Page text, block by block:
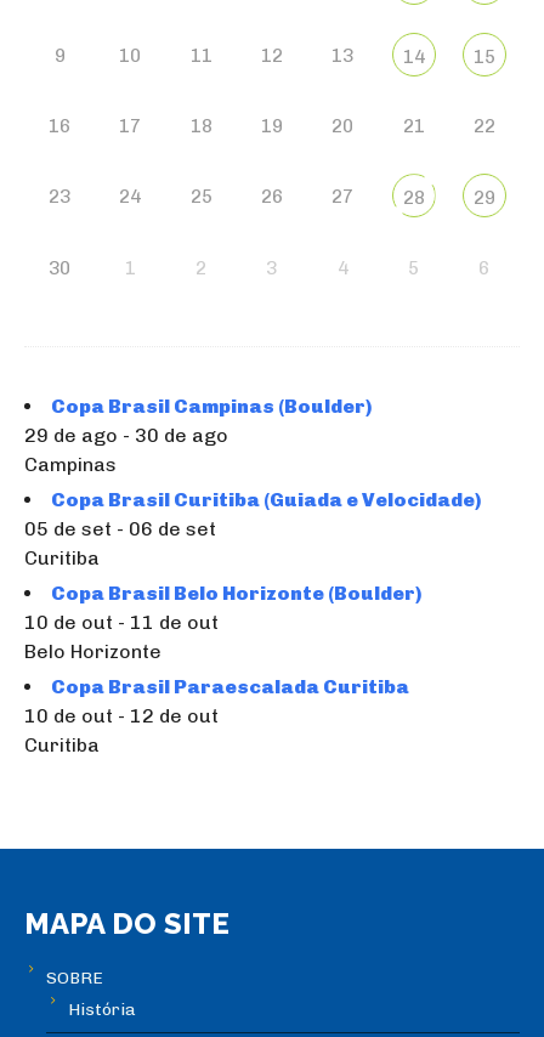
9 10 11 12 13 14 15
16 17 18 19 20 21 22
23 24 25 26 27 28 29
30 1 2 3 4 5 6
Copa Brasil Campinas (Boulder)
29 de ago - 30 de ago
Campinas
Copa Brasil Curitiba (Guiada e Velocidade)
05 de set - 06 de set
Curitiba
Copa Brasil Belo Horizonte (Boulder)
10 de out - 11 de out
Belo Horizonte
Copa Brasil Paraescalada Curitiba
10 de out - 12 de out
Curitiba
MAPA DO SITE
SOBRE
História